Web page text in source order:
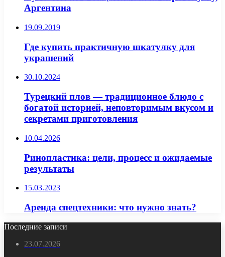
Аргентина
19.09.2019
Где купить практичную шкатулку для
украшений
30.10.2024
Турецкий плов — традиционное блюдо с
богатой историей, неповторимым вкусом и
секретами приготовления
10.04.2026
Ринопластика: цели, процесс и ожидаемые
результаты
15.03.2023
Аренда спецтехники: что нужно знать?
Последние записи
23.07.2026